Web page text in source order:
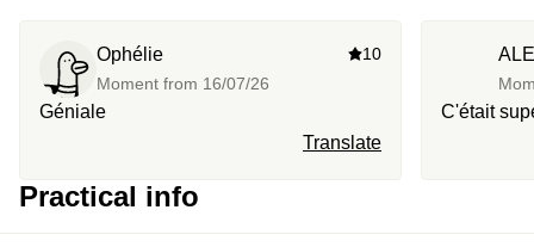
Ophélie
Moment from 16/07/26
10
Géniale
Translate
C'était
Practical info